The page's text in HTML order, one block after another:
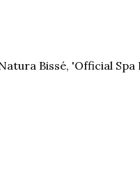
Bissé, 'Official